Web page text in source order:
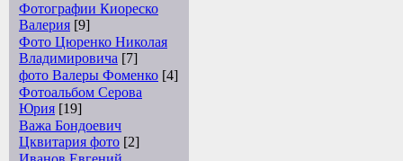
Фотографии Киореско
Валерия [9]
Фото Цюренко Николая
Владимировича [7]
фото Валеры Фоменко [4]
Фотоальбом Серова
Юрия [19]
Важа Бондоевич
Цквитария фото [2]